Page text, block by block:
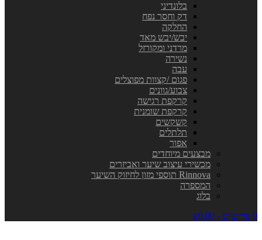
בלונדיני
דק וחסר נפח
החלקה
יבש/יבש מאד
מרדני ומקורזל
נשירה
עבה
פגום /קצוות מפוצלים
צבוע/גוונים
קרקפת רגישה
קרקפת שומנית
קשקשים
תלתלים
אפור
מבצעים מיוחדים
מכשירי עיצוב שיער ואביזרים
Rinnova תוספי מזון לחיזוק השיער
המספרה
בלוג
0 פריט\ים - ₪0.00